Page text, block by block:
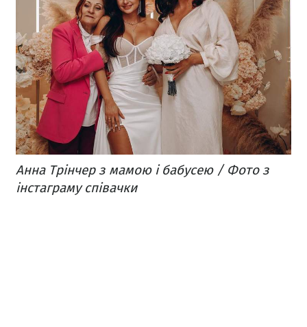
Анна Трінчер з мамою і бабусею / Фото з
інстаграму співачки